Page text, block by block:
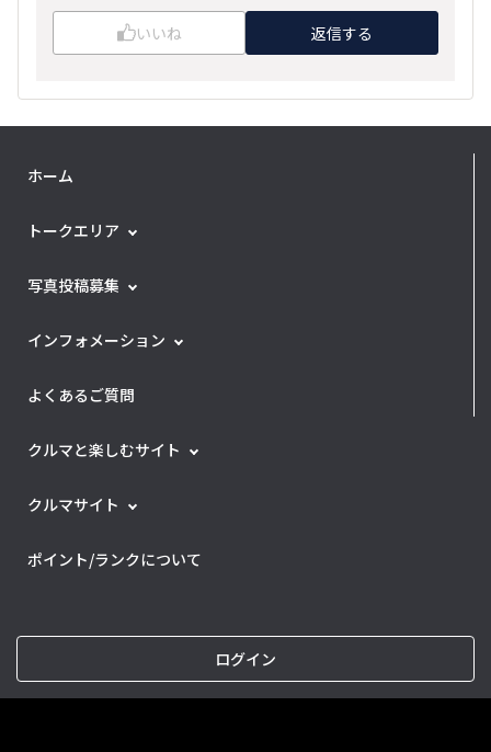
いいね 返信する
ホーム
トークエリア
写真投稿募集
インフォメーション
よくあるご質問
クルマと楽しむサイト
クルマサイト
ポイント/ランクについて
ログイン